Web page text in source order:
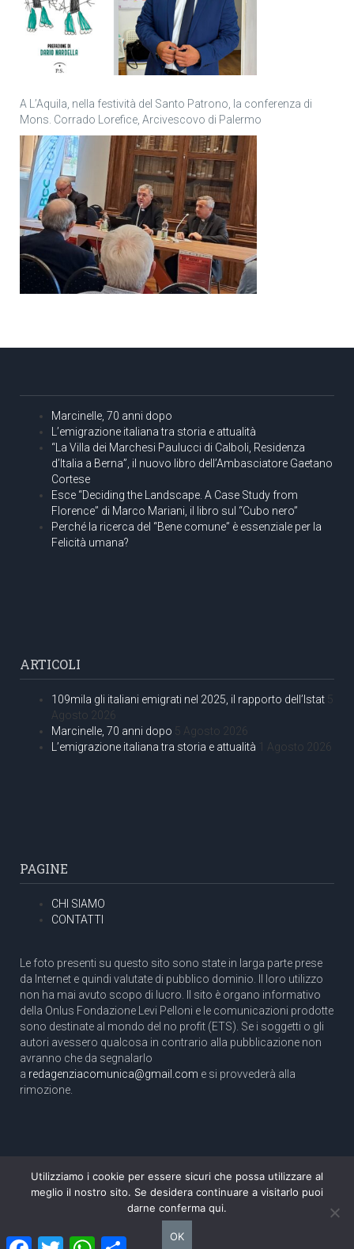
A L’Aquila, nella festività del Santo Patrono, la conferenza di
Mons. Corrado Lorefice, Arcivescovo di Palermo
Marcinelle, 70 anni dopo
L’emigrazione italiana tra storia e attualità
“La Villa dei Marchesi Paulucci di Calboli, Residenza
d’Italia a Berna”, il nuovo libro dell’Ambasciatore Gaetano
Cortese
Esce “Deciding the Landscape. A Case Study from
Florence” di Marco Mariani, il libro sul “Cubo nero”
Perché la ricerca del “Bene comune” è essenziale per la
Felicità umana?
ARTICOLI
109mila gli italiani emigrati nel 2025, il rapporto dell’Istat 5
Agosto 2026
Marcinelle, 70 anni dopo 5 Agosto 2026
L’emigrazione italiana tra storia e attualità 1 Agosto 2026
PAGINE
CHI SIAMO
CONTATTI
Le foto presenti su questo sito sono state in larga parte prese
da Internet e quindi valutate di pubblico dominio. Il loro utilizzo
non ha mai avuto scopo di lucro. Il sito è organo informativo
della Onlus Fondazione Levi Pelloni e le comunicazioni prodotte
sono destinate al mondo del no profit (ETS). Se i soggetti o gli
autori avessero qualcosa in contrario alla pubblicazione non
avranno che da segnalarlo
a redagenziacomunica@gmail.com e si provvederà alla
rimozione.
Copyright 2003 com.unica - Tutti i diritti riservati
Aut. Tribunale di Roma N. 466/2003 dell'11/11/2003
Direttore responsabile: Pino Pelloni [direttore@agenziacomunica.net]
FacebookTwitter WhatsAppCondividi
Utilizziamo i cookie per essere sicuri che possa utilizzare al
meglio il nostro sito. Se desidera continuare a visitarlo puoi
darne conferma qui.
OK